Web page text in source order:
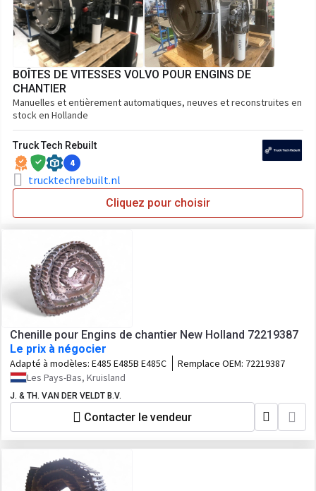
BOÎTES DE VITESSES VOLVO POUR ENGINS DE
CHANTIER
Manuelles et entièrement automatiques, neuves et reconstruites en
stock en Hollande
Truck Tech Rebuilt
4
trucktechrebuilt.nl
Cliquez pour choisir
Chenille pour Engins de chantier New Holland 72219387
Le prix à négocier
Adapté à modèles: E485 E485B E485C Remplace OEM: 72219387
Les Pays-Bas, Kruisland
J. & TH. VAN DER VELDT B.V.
Contacter le vendeur